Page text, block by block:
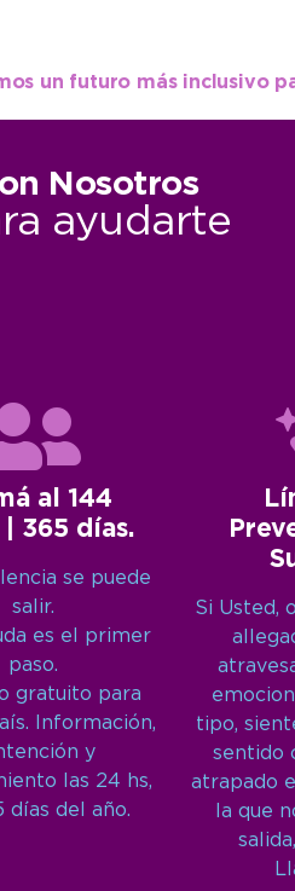
Nosotros
ayudarte
al 144
| 365 días.
se puede
salir.
es el primer
paso.
gratuito para
Información,
y
las 24 hs,
días del año.
Si Usted,
tipo,
sentido
atrapado
la que